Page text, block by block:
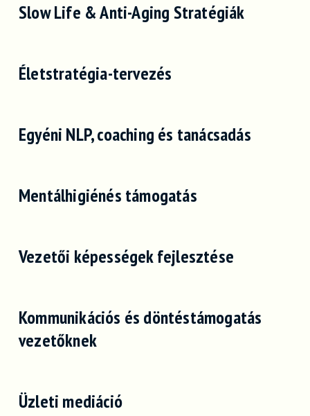
Slow Life & Anti-Aging Stratégiák
Életstratégia-tervezés
Egyéni NLP, coaching és tanácsadás
Mentálhigiénés támogatás
Vezetői képességek fejlesztése
Kommunikációs és döntéstámogatás
vezetőknek
Üzleti mediáció